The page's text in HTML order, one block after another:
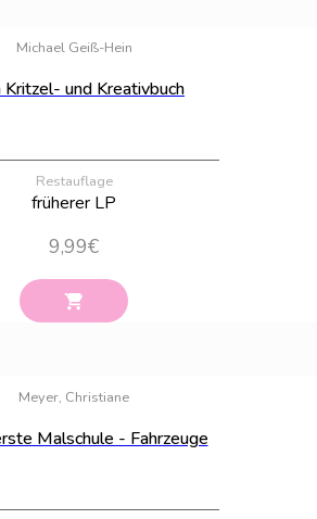
Michael Geiß-Hein
Kritzel- und Kreativbuch
Restauflage
früherer LP
9,99€
Meyer, Christiane
Malschule - Fahrzeuge